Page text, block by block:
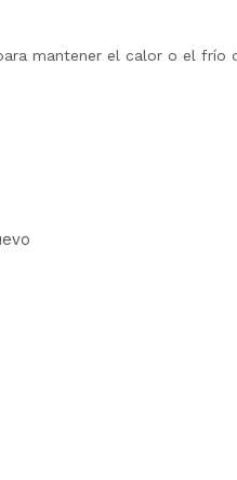
mantener el calor o el frío